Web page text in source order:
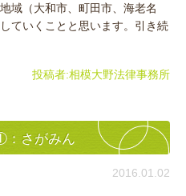
域（大和市、町田市、海老名
ていくことと思います。引き続
投稿者:相模大野法律事務所
：さがみん
2016.01.02